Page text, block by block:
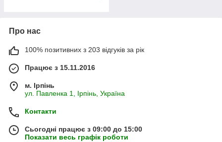
Про нас
100% позитивних з 203 відгуків за рік
Працює з 15.11.2016
м. Ірпінь
ул. Павленка 1, Ірпінь, Україна
Контакти
Сьогодні працює з 09:00 до 15:00
Показати весь графік роботи